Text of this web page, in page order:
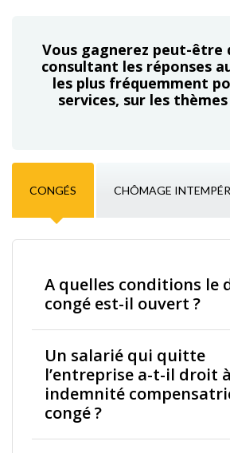
Vous gagnerez peut-être
consultant les réponses
les plus fréquemment
services, sur les
CONGÉS CHÔMAGE
A quelles conditions le
congé est-il ouvert ?
Un salarié qui quitte
l’entreprise a-t-il droit
indemnité
congé ?